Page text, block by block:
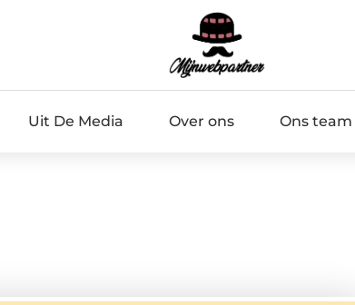
Uit De Media Over ons Ons team